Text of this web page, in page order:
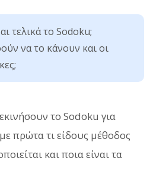
τελικά το Sodoku;
να το κάνουν και οι
το Sodoku για
πρώτα τι είδους μέθοδος
και ποια είναι τα